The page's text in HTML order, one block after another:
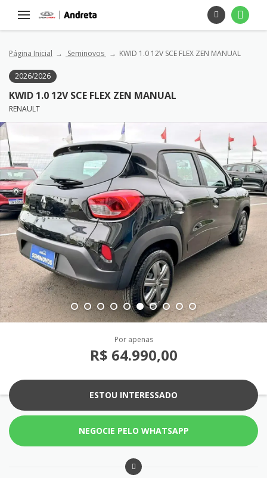
Página Inicial Seminovos KWID 1.0 12V SCE FLEX ZEN MANUAL
2026/2026
KWID 1.0 12V SCE FLEX ZEN MANUAL
RENAULT
Por apenas
R$ 64.990,00
ESTOU INTERESSADO
NEGOCIE PELO WHATSAPP